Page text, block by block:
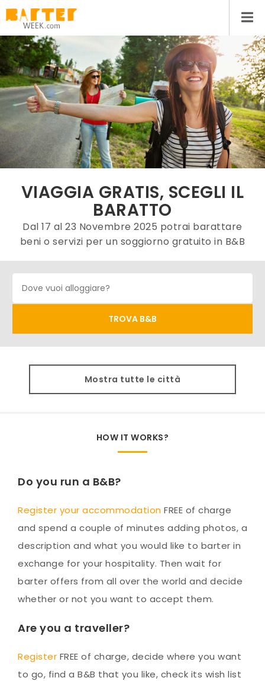
VIAGGIA GRATIS, SCEGLI IL
BARATTO
Dal 17 al 23 Novembre 2025 potrai barattare
beni o servizi per un soggiorno gratuito in B&B
Mostra tutte le città
HOW IT WORKS?
Do you run a B&B?
Register your accommodation FREE of charge
and spend a couple of minutes adding photos, a
description and what you would like to barter in
exchange for your hospitality. Then wait for
barter offers from all over the world and decide
whether or not you want to accept them.
Are you a traveller?
Register FREE of charge, decide where you want
to go, find a B&B that you like, check its wish list